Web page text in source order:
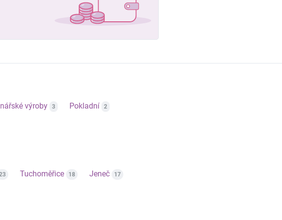
výroby 3 Pokladní 2
Tuchoměřice 18 Jeneč 17